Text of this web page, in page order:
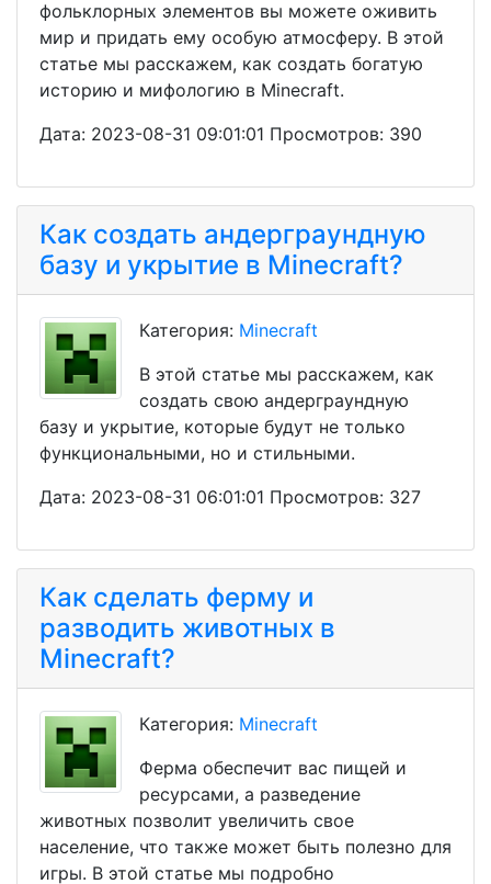
фольклорных элементов вы можете оживить
мир и придать ему особую атмосферу. В этой
статье мы расскажем, как создать богатую
историю и мифологию в Minecraft.
Дата: 2023-08-31 09:01:01 Просмотров: 390
Как создать андерграундную
базу и укрытие в Minecraft?
Категория: Minecraft
В этой статье мы расскажем, как
создать свою андерграундную
базу и укрытие, которые будут не только
функциональными, но и стильными.
Дата: 2023-08-31 06:01:01 Просмотров: 327
Как сделать ферму и
разводить животных в
Minecraft?
Категория: Minecraft
Ферма обеспечит вас пищей и
ресурсами, а разведение
животных позволит увеличить свое
население, что также может быть полезно для
игры. В этой статье мы подробно